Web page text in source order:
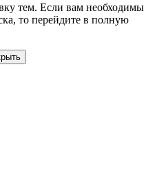
тем. Если вам необходимы
то перейдите в полную